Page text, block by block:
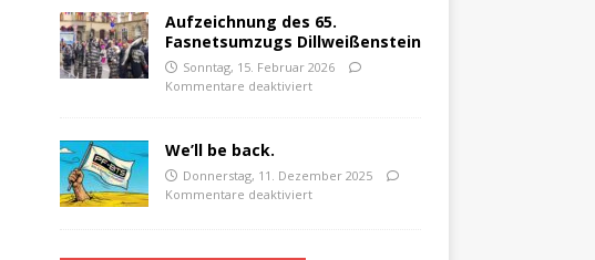
Aufzeichnung des 65.
Fasnetsumzugs Dillweißenstein
Sonntag, 15. Februar 2026
Kommentare deaktiviert
We’ll be back.
Donnerstag, 11. Dezember 2025
Kommentare deaktiviert